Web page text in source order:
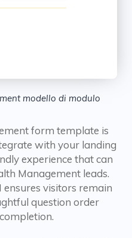
modello di modulo
form template is
with your landing
experience that can
Management leads.
ensures visitors remain
question order